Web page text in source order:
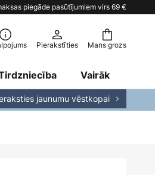
piegāde pasūtījumiem virs 69 €
Mans grozs
Pierakstīties
Vairāk
jaunumu vēstkopai